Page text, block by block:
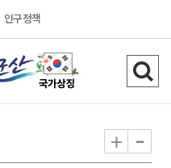
인구정책
검
색
기
+ -